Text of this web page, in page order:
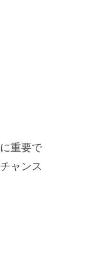
重要で
ャンス